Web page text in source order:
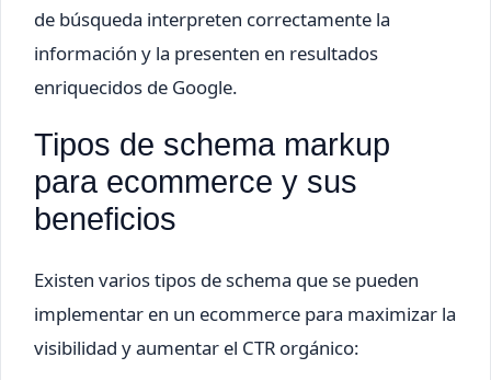
de búsqueda interpreten correctamente la
información y la presenten en resultados
enriquecidos de Google.
Tipos de schema markup
para ecommerce y sus
beneficios
Existen varios tipos de schema que se pueden
implementar en un ecommerce para maximizar la
visibilidad y aumentar el CTR orgánico: